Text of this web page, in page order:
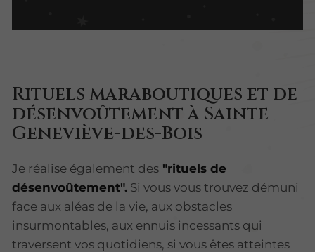
Rituels maraboutiques et de
désenvoûtement à Sainte-
Geneviève-des-Bois
Je réalise également des "rituels de
désenvoûtement". Si vous vous trouvez démuni
face aux aléas de la vie, aux obstacles
insurmontables, aux ennuis incessants qui
traversent vos quotidiens, si vous êtes atteintes